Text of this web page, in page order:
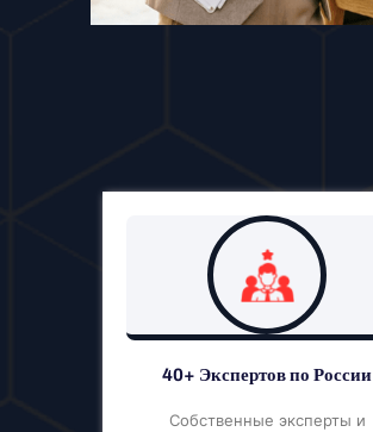
40+ Экспертов по России
Собственные эксперты и